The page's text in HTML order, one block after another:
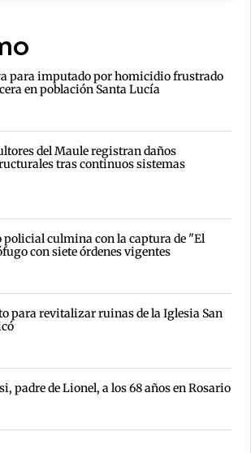
para imputado por homicidio frustrado
en población Santa Lucía
del Maule registran daños
tras continuos sistemas
culmina con la captura de "El
con siete órdenes vigentes
para revitalizar ruinas de la Iglesia San
padre de Lionel, a los 68 años en Rosario